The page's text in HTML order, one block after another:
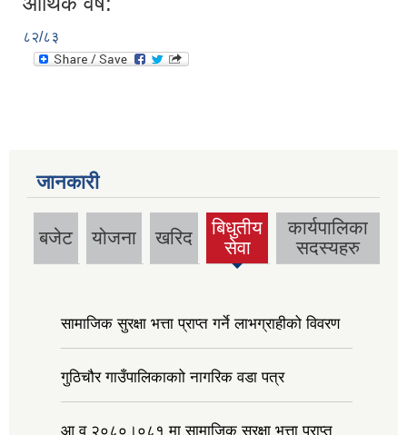
८२/८३
जानकारी
बजेट योजना खरिद
बिधुतीय
सेवा
(active
tab)
कार्यपालिका
सदस्यहरु
सामाजिक सुरक्षा भत्ता प्राप्त गर्ने लाभग्राहीको विवरण
गुठिचौर गाउँपालिकाकाो नागरिक वडा पत्र
आ व २०८०।०८१ मा सामाजिक सुरक्षा भत्ता प्राप्त